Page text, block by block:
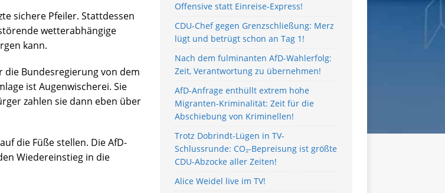
sichere Pfeiler. Stattdessen
wetterabhängige
kann.
die Bundesregierung von dem
ist Augenwischerei. Sie
zahlen sie dann eben über
die Füße stellen. Die AfD-
Wiedereinstieg in die
Offensive statt Einreise-Express!
CDU-Chef gegen Grenzschließung: Merz
lügt und betrügt schon an Tag 1!
Nach dem fulminanten AfD-Wahlerfolg:
Zeit, Verantwortung zu übernehmen!
AfD-Anfrage enthüllt extrem hohe
Migranten-Kriminalität: Zeit für die
Abschiebung von Kriminellen!
Trotz Dobrindt-Lügen in TV-
Schlussrunde: CO₂-Bepreisung ist größte
CDU-Abzocke aller Zeiten!
Alice Weidel live im TV!